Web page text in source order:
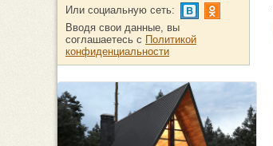
Или социальную сеть:
Вводя свои данные, вы
соглашаетесь с Политикой
конфиденциальности